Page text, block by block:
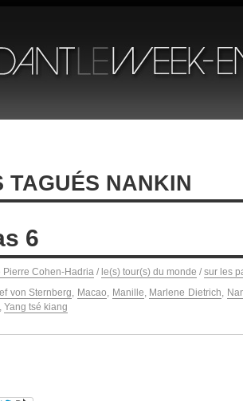
TAGUÉS NANKIN
6
Pierre Cohen-Hadria / le(s) tour(s) du monde / sur les
von Sternberg, Macao, Manille, Marlene Dietrich,
, Yang tsé kiang